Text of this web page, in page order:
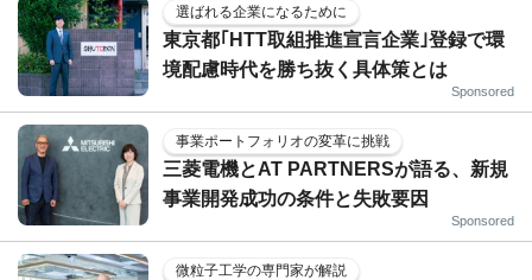
選ばれる企業になるために
東京都｢HTT取組推進宣言企業｣登録で環
境配慮時代を勝ち抜く具体策とは
Sponsored
事業ポートフォリオの変革に挑戦
三菱電機とAT PARTNERSが語る、新規
事業開発成功の条件と失敗要因
Sponsored
微粒子工学の専門家が解説